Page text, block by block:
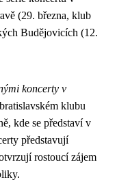
(29. března, klub
Budějovicích (12.
koncerty v
klubu
kde se představí v
představují
rostoucí zájem